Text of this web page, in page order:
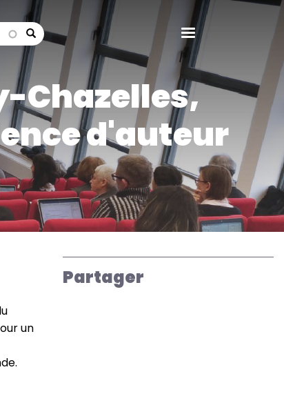
search
Chazelles,
d'auteur
un
Partager